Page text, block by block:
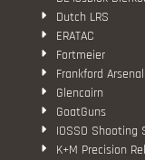
Dutch LRS
ERATAC
Fortmeier
Frankford
Glencairn
GoatGuns
IOSSO Shooting
K+M Precision